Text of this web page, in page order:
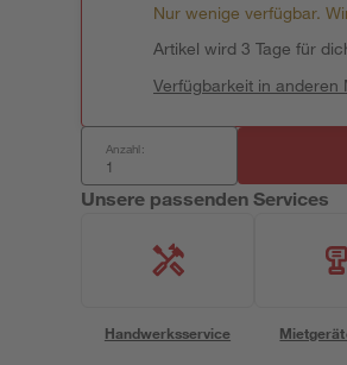
Nur wenige verfügbar.
Artikel wird 3 Tage für
Verfügbarkeit in anderen
Anzahl:
Unsere passenden Services
Handwerksservice